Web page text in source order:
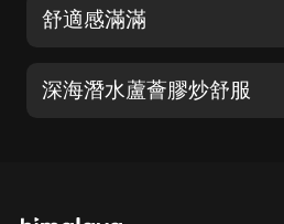
舒適感滿滿
深海潛水蘆薈膠炒舒服